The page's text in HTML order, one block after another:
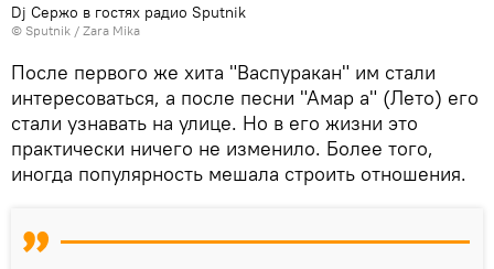
Dj Сержо в гостях радио Sputnik
© Sputnik / Zara Mika
После первого же хита "Васпуракан" им стали
интересоваться, а после песни "Амар а" (Лето) его
стали узнавать на улице. Но в его жизни это
практически ничего не изменило. Более того,
иногда популярность мешала строить отношения.